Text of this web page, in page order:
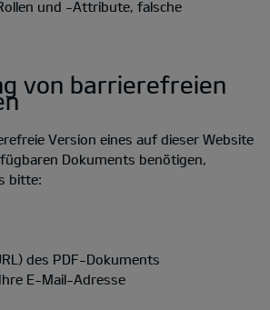
und -Attribute, falsche
von barrierefreien
Version eines auf dieser Website
Dokuments benötigen,
bitte:
des PDF-Dokuments
E-Mail-Adresse